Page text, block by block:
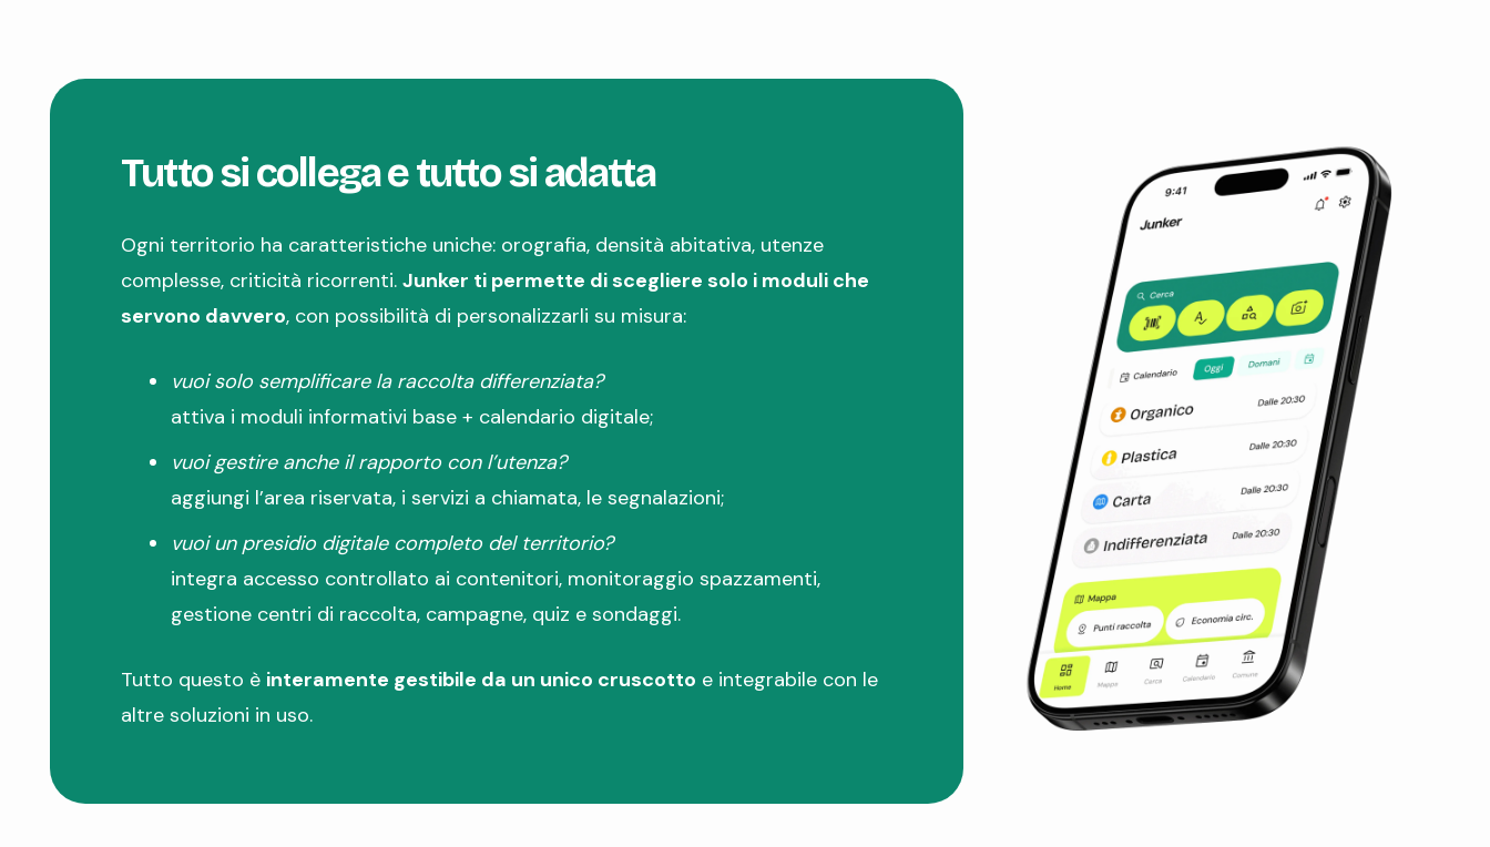
Tutto si collega e tutto si adatta
Ogni territorio ha caratteristiche uniche: orografia, densità abitativa, utenze
complesse, criticità ricorrenti. Junker ti permette di scegliere solo i moduli che
servono davvero, con possibilità di personalizzarli su misura:
vuoi solo semplificare la raccolta differenziata?
attiva i moduli informativi base + calendario digitale;
vuoi gestire anche il rapporto con l’utenza?
aggiungi l’area riservata, i servizi a chiamata, le segnalazioni;
vuoi un presidio digitale completo del territorio?
integra accesso controllato ai contenitori, monitoraggio spazzamenti,
gestione centri di raccolta, campagne, quiz e sondaggi.
Tutto questo è interamente gestibile da un unico cruscotto e integrabile con le
altre soluzioni in uso.